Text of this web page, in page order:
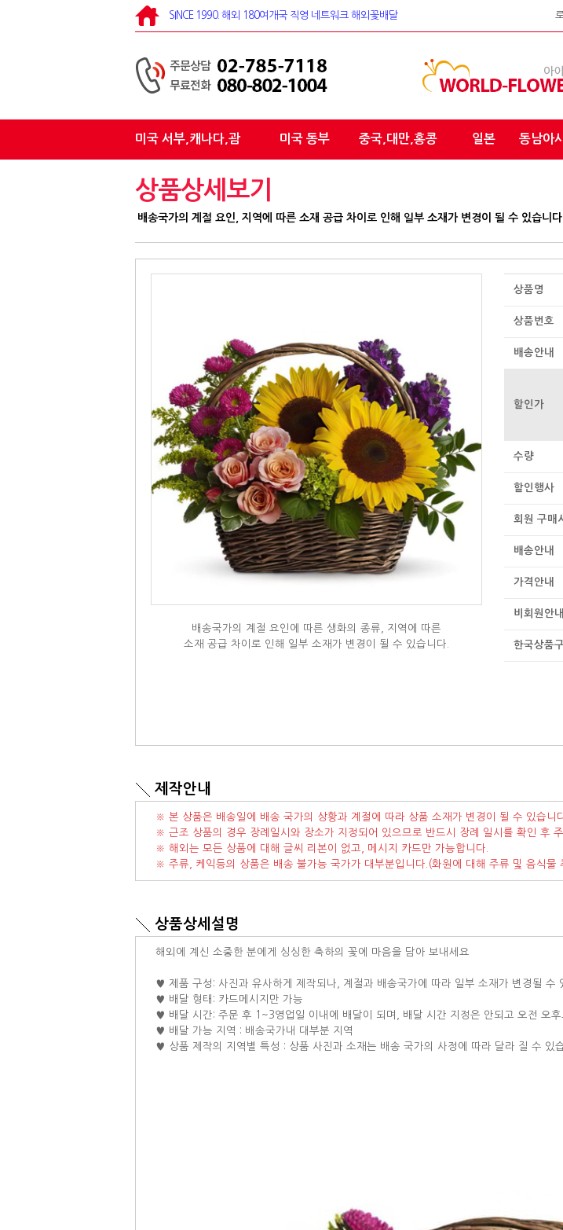
SINCE 1990. 해외 180여개국 직영 네트워크 해외꽃배달
미국 서부,캐나다,괌 미국 동부 중국,대만,홍콩 일본 동남아
상품상세보기
배송국가의 계절 요인, 지역에 따른 소재 공급 차이로 인해 일부 소재가 변경이 될 수 있습니다.
배송국가의 계절 요인에 따른 생화의 종류, 지역에 따른
소재 공급 차이로 인해 일부 소재가 변경이 될 수 있습니다.
상품명
상품번호
배송안내
할인가
수량
할인행사
회원 구매시
배송안내
가격안내
비회원안내
한국상품
제작안내
※ 본 상품은 배송일에 배송 국가의 상황과 계절에 따라 상품 소재가 변경이 될 수 있습니
※ 근조 상품의 경우 장례일시와 장소가 지정되어 있으므로 반드시 장례 일시를 확인 후
※ 해외는 모든 상품에 대해 글씨 리본이 없고, 메시지 카드만 가능합니다.
※ 주류, 케익등의 상품은 배송 불가능 국가가 대부분입니다.(화원에 대해 주류 및 음식물
상품상세설명
해외에 계신 소중한 분에게 싱싱한 축하의 꽃에 마음을 담아 보내세요
♥ 제품 구성: 사진과 유사하게 제작되나, 계절과 배송국가에 따라 일부 소재가 변경될 수
♥ 배달 형태: 카드메시지만 가능
♥ 배달 시간: 주문 후 1~3영업일 이내에 배달이 되며, 배달 시간 지정은 안되고 오전 오후
♥ 배달 가능 지역 : 배송국가내 대부분 지역
♥ 상품 제작의 지역별 특성 : 상품 사진과 소재는 배송 국가의 사정에 따라 달라 질 수 있